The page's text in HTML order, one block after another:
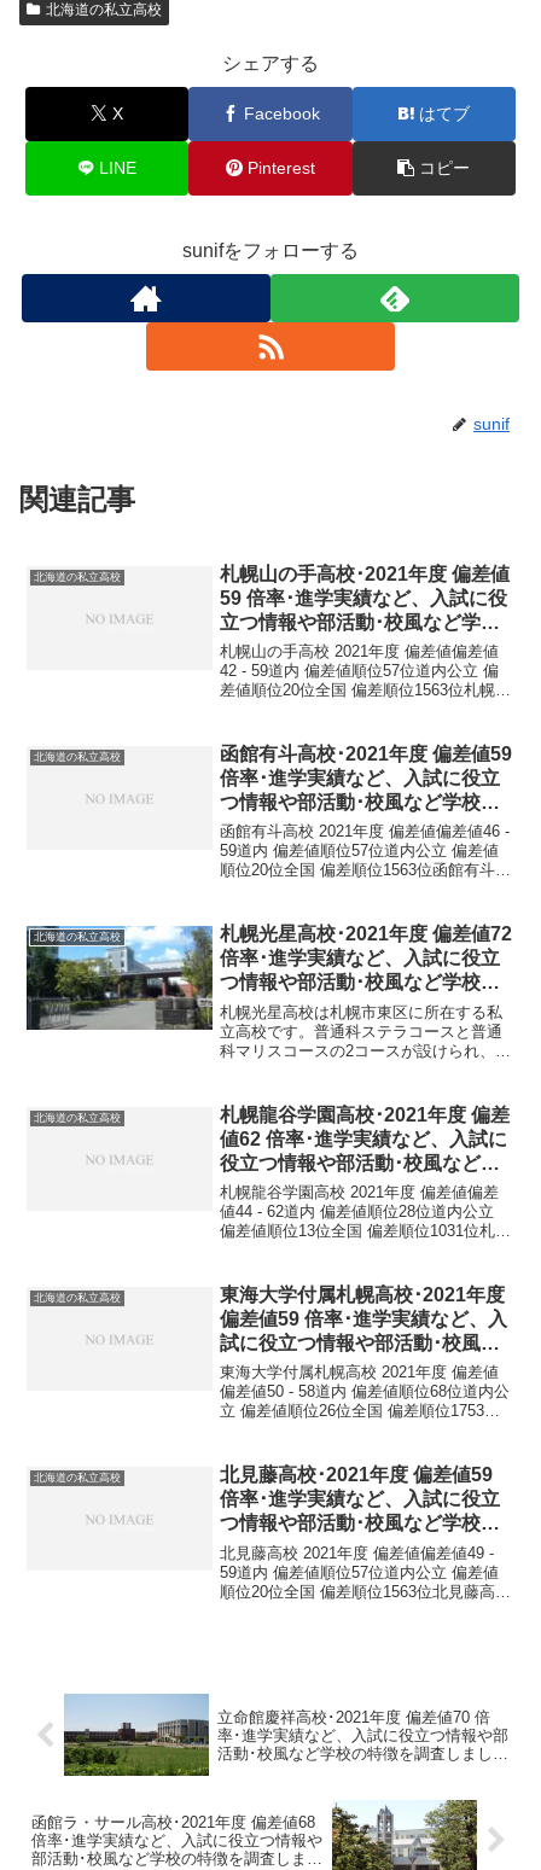
北海道の私立高校
シェアする
X Facebook はてブ
LINE Pinterest コピー
sunifをフォローする
sunif
関連記事
北海道の私立高校
札幌山の手高校･2021年度 偏差値
59 倍率･進学実績など、入試に役
立つ情報や部活動･校風など学校
の特徴を調査しました。
札幌山の手高校 2021年度 偏差値偏差値
42 - 59道内 偏差値順位57位道内公立 偏
差値順位20位全国 偏差順位1563位札幌山
区山の手２条８丁目５−...
北海道の私立高校
函館有斗高校･2021年度 偏差値59
倍率･進学実績など、入試に役立
つ情報や部活動･校風など学校の
特徴を調査しました。
函館有斗高校 2021年度 偏差値偏差値46 -
59道内 偏差値順位57位道内公立 偏差値
順位20位全国 偏差順位1563位函館有斗高
川町２丁目４３−１電...
北海道の私立高校
札幌光星高校･2021年度 偏差値72
倍率･進学実績など、入試に役立
つ情報や部活動･校風など学校の
特徴を調査しました。
札幌光星高校は札幌市東区に所在する私
立高校です。普通科ステラコースと普通
科マリスコースの2コースが設けられ、ス
学者数20名、男女共学の進学校です。札
幌光星...
北海道の私立高校
札幌龍谷学園高校･2021年度 偏差
値62 倍率･進学実績など、入試に
役立つ情報や部活動･校風など学
校の特徴を調査しました。
札幌龍谷学園高校 2021年度 偏差値偏差
値44 - 62道内 偏差値順位28位道内公立
偏差値順位13位全国 偏差順位1031位札幌
幌市中央区北４条西１９...
北海道の私立高校
東海大学付属札幌高校･2021年度
偏差値59 倍率･進学実績など、入
試に役立つ情報や部活動･校風な
ど学校の特徴を調査しました。
東海大学付属札幌高校 2021年度 偏差値
偏差値50 - 58道内 偏差値順位68位道内公
立 偏差値順位26位全国 偏差順位1753位
8602 北海道札幌市南区南...
北海道の私立高校
北見藤高校･2021年度 偏差値59
倍率･進学実績など、入試に役立
つ情報や部活動･校風など学校の
特徴を調査しました。
北見藤高校 2021年度 偏差値偏差値49 -
59道内 偏差値順位57位道内公立 偏差値
順位20位全国 偏差順位1563位北見藤高校
立命館慶祥高校･2021年度 偏差値70 倍
率･進学実績など、入試に役立つ情報や部
活動･校風など学校の特徴を調査しまし
函館ラ・サール高校･2021年度 偏差値68
倍率･進学実績など、入試に役立つ情報や
部活動･校風など学校の特徴を調査しまし